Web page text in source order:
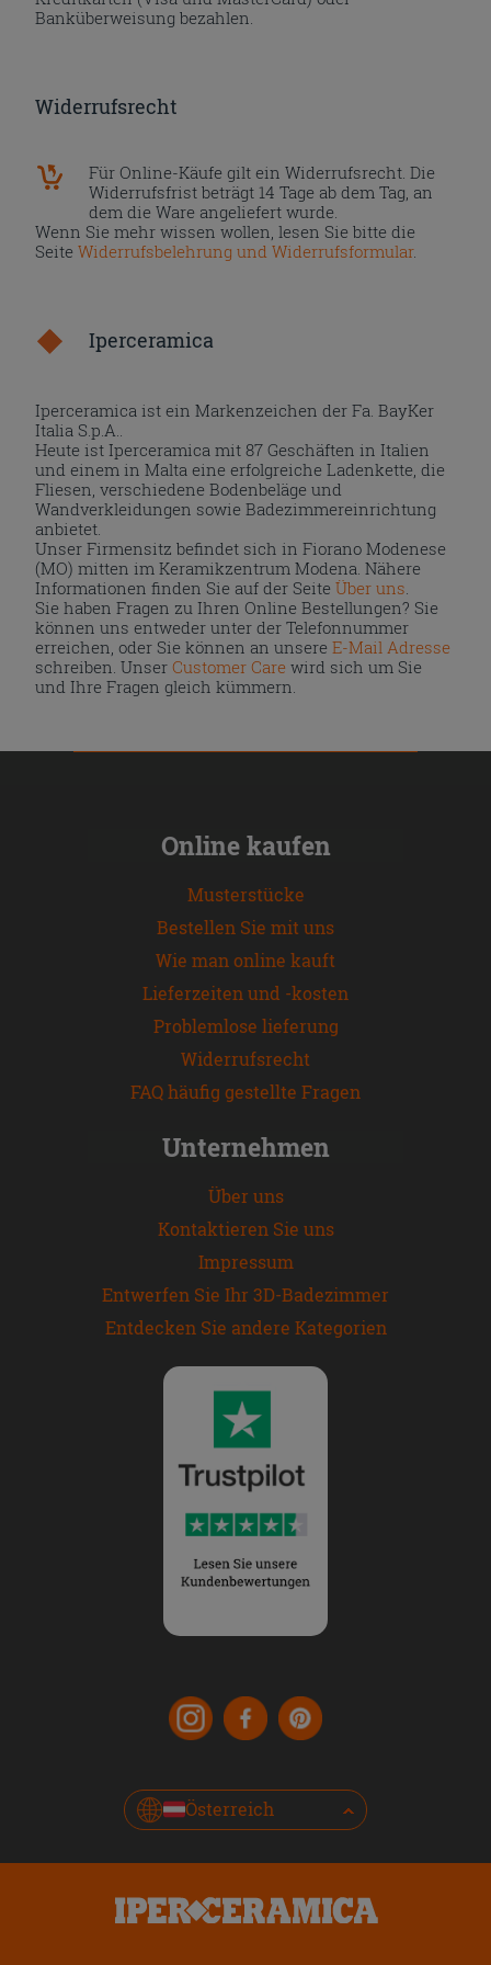
Banküberweisung bezahlen.
Widerrufsrecht
Für Online-Käufe gilt ein Widerrufsrecht. Die
Widerrufsfrist beträgt 14 Tage ab dem Tag, an
dem die Ware angeliefert wurde.
Wenn Sie mehr wissen wollen, lesen Sie bitte die
SeiteWiderrufsbelehrung und Widerrufsformular.
Iperceramica
Iperceramica ist ein Markenzeichen der Fa. BayKer
Italia S.p.A..
Heute ist Iperceramica mit 87 Geschäften in Italien
und einem in Malta eine erfolgreiche Ladenkette, die
Fliesen, verschiedene Bodenbeläge und
Wandverkleidungen sowie Badezimmereinrichtung
anbietet.
Unser Firmensitz befindet sich in Fiorano Modenese
(MO) mitten im Keramikzentrum Modena. Nähere
Informationen finden Sie auf der Seite Über uns
Sie haben Fragen zu Ihren Online Bestellungen? Sie
können uns entweder unter der Telefonnummer
erreichen, oder Sie können an unsereE-Mail Adresse
schreiben. UnserCustomer Care wird sich um Sie
und Ihre Fragen gleich kümmern.
Online kaufen
Musterstücke
Bestellen Sie mit uns
Wie man online kauft
Lieferzeiten und -kosten
Problemlose lieferung
Widerrufsrecht
FAQ häufig gestellte Fragen
Unternehmen
Über uns
Kontaktieren Sie uns
Impressum
Entwerfen Sie Ihr 3D-Badezimmer
Entdecken Sie andere Kategorien
Österreich